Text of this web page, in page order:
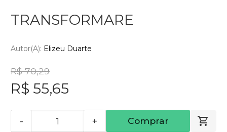
TRANSFORMARE
Autor(a): Elizeu Duarte
R$ 70,29
R$ 55,65
- + Comprar